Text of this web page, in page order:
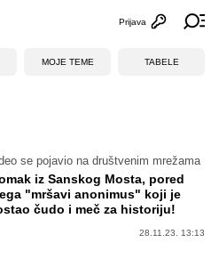
Otvori
Prijava
MOJE TEME TABELE
se pojavio na društvenim mrežama
iz Sanskog Mosta, pored
"mršavi anonimus" koji je
čudo i meč za historiju!
28.11.23. 13:13